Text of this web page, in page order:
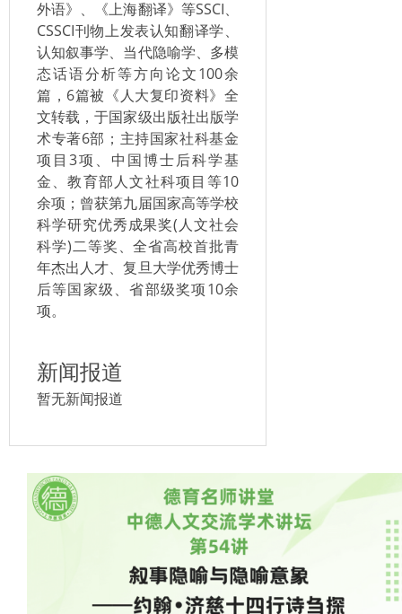
外语》、《上海翻译》等SSCI、
CSSCI刊物上发表认知翻译学、
认知叙事学、当代隐喻学、多模
态话语分析等方向论文100余
篇，6篇被《人大复印资料》全
文转载，于国家级出版社出版学
术专著6部；主持国家社科基金
项目3项、中国博士后科学基
金、教育部人文社科项目等10
余项；曾获第九届国家高等学校
科学研究优秀成果奖(人文社会
科学)二等奖、全省高校首批青
年杰出人才、复旦大学优秀博士
后等国家级、省部级奖项10余
项。
新闻报道
暂无新闻报道